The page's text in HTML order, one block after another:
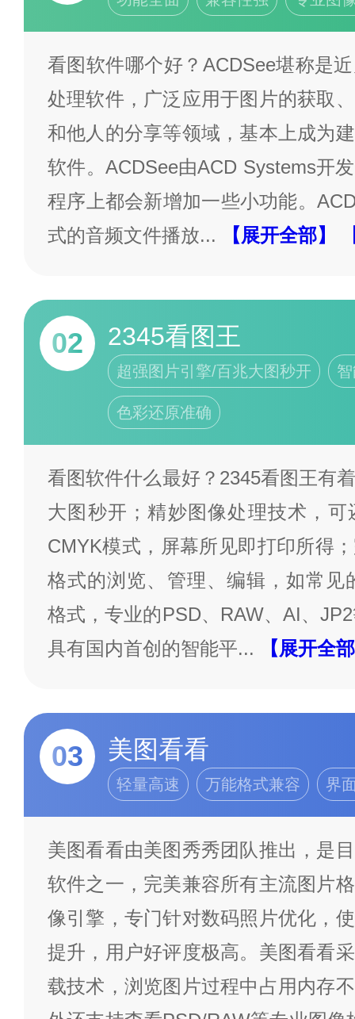
看图软件哪个好？ACDSee堪称是
处理软件，广泛应用于图片的获取
和他人的分享等领域，基本上成为
软件。ACDSee由ACD Systems开
程序上都会新增加一些小功能。
式的音频文件播放... 【展开全部】
02 2345看图王
超强图片引擎/百兆大图秒开
色彩还原准确
看图软件什么最好？2345看图王有
大图秒开；精妙图像处理技术，
CMYK模式，屏幕所见即打印所得
格式的浏览、管理、编辑，如常见
格式，专业的PSD、RAW、AI、
具有国内首创的智能平... 【展开全
03 美图看看
轻量高速 万能格式兼容 界
美图看看由美图秀秀团队推出，是
软件之一，完美兼容所有主流图片
像引擎，专门针对数码照片优化，
提升，用户好评度极高。美图看看
载技术，浏览图片过程中占用内存